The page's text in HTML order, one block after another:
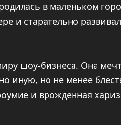
в маленьком
и старательно
шоу-бизнеса. Она
иную, но не менее
и врожденная